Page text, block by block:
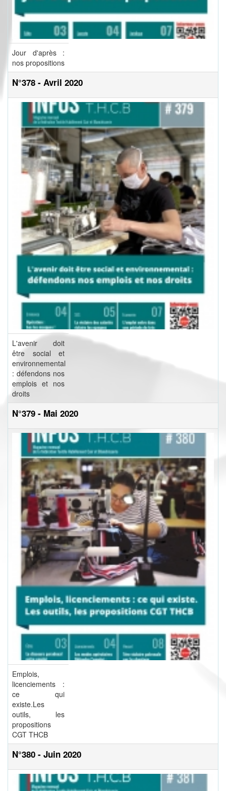
Jour d'après :
nos propositions
N°378 - Avril 2020
L'avenir doit
être social et
environnemental
: défendons nos
emplois et nos
droits
N°379 - Mai 2020
Emplois,
licenciements :
ce qui
existe.Les
outils, les
propositions
CGT THCB
N°380 - Juin 2020